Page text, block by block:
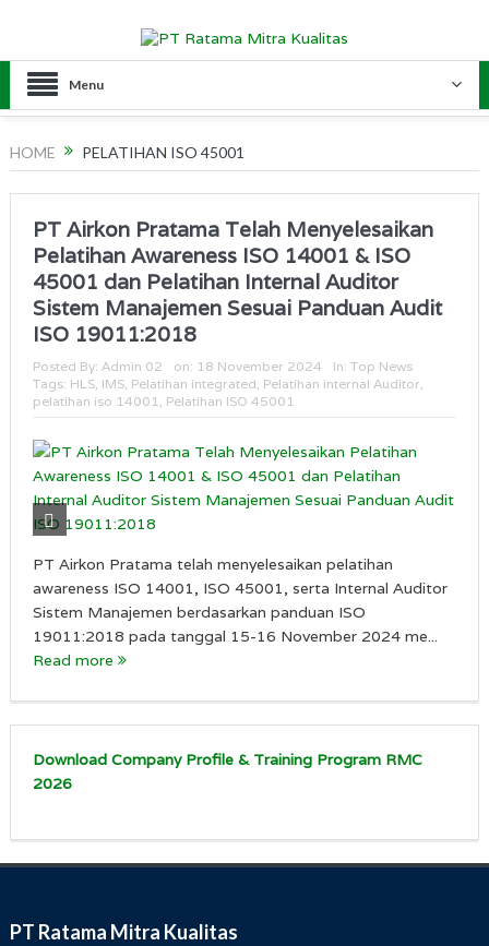
Menu
HOME PELATIHAN ISO 45001
PT Airkon Pratama Telah Menyelesaikan
Pelatihan Awareness ISO 14001 & ISO
45001 dan Pelatihan Internal Auditor
Sistem Manajemen Sesuai Panduan Audit
ISO 19011:2018
Posted By: Admin 02 on: 18 November 2024 In: Top News
Tags: HLS, IMS, Pelatihan integrated Pelatihan internal Auditor
pelatihan iso 14001
Pelatihan ISO 45001
PT Airkon Pratama telah menyelesaikan pelatihan
awareness ISO 14001, ISO 45001, serta Internal Auditor
Sistem Manajemen berdasarkan panduan ISO
19011:2018 pada tanggal 15-16 November 2024 me...
Read more
Download Company Profile & Training Program RMC
2026
PT Ratama Mitra Kualitas